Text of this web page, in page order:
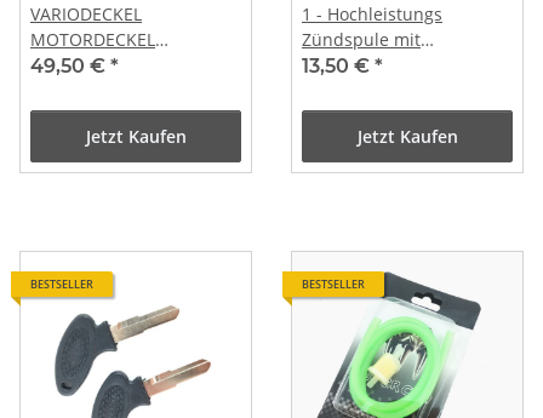
VARIODECKEL
MOTORDECKEL
KICKSTARTER DECKEL
CHINA 4T 10Zoll
49,50 € *
Jetzt Kaufen
1 - Hochleistungs
Zündspule mit
Kerzenstecker 31`K
13,50 € *
Jetzt Kaufen
BESTSELLER BESTSELLER